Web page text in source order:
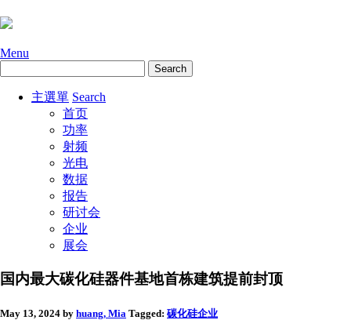
Menu
主選單 Search
首页
功率
射频
光电
数据
报告
研讨会
企业
展会
国内最大碳化硅器件基地首栋建筑提前封顶
May 13, 2024 by huang, Mia Tagged: 碳化硅企业